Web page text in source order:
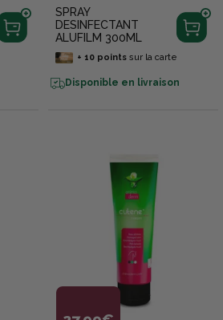
SPRAY
DESINFECTANT
ALUFILM 300ML
+ 10pointssur la carte
Disponible en livraison